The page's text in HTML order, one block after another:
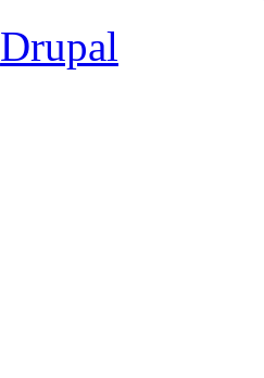
Drupal